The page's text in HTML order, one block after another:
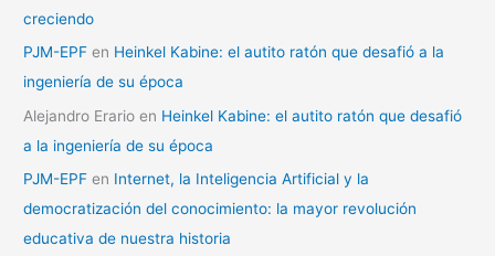
creciendo
PJM-EPF en Heinkel Kabine: el autito ratón que desafió a la
ingeniería de su época
Alejandro Erario en Heinkel Kabine: el autito ratón que desafió
a la ingeniería de su época
PJM-EPF en Internet, la Inteligencia Artificial y la
democratización del conocimiento: la mayor revolución
educativa de nuestra historia